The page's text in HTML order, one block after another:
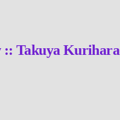
:: Takuya Kurihara